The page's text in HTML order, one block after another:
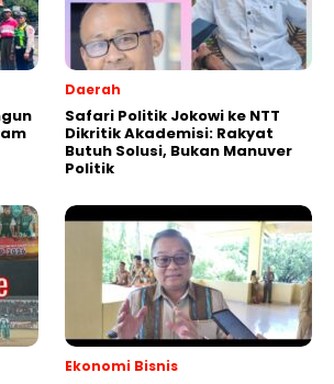
Daerah
Safari Politik Jokowi ke NTT
Dikritik Akademisi: Rakyat
Butuh Solusi, Bukan Manuver
Politik
Ekonomi Bisnis